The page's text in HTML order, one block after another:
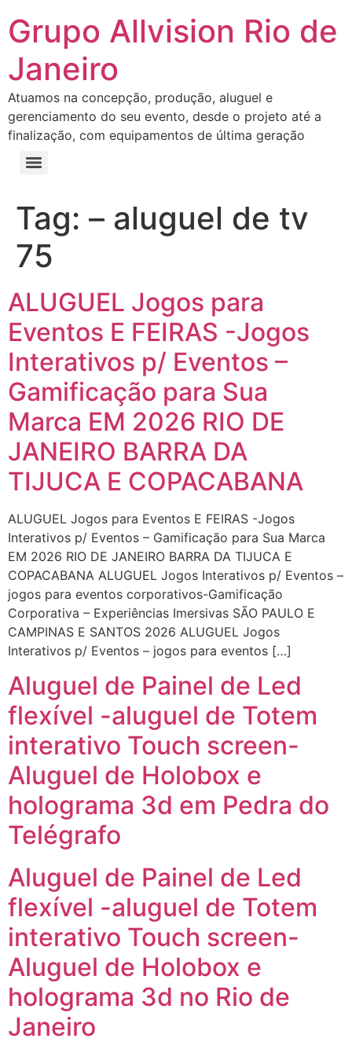
Grupo Allvision Rio de
Janeiro
Atuamos na concepção, produção, aluguel e
gerenciamento do seu evento, desde o projeto até a
finalização, com equipamentos de última geração
Tag: – aluguel de tv
75
ALUGUEL Jogos para
Eventos E FEIRAS -Jogos
Interativos p/ Eventos –
Gamificação para Sua
Marca EM 2026 RIO DE
JANEIRO BARRA DA
TIJUCA E COPACABANA
ALUGUEL Jogos para Eventos E FEIRAS -Jogos
Interativos p/ Eventos – Gamificação para Sua Marca
EM 2026 RIO DE JANEIRO BARRA DA TIJUCA E
COPACABANA ALUGUEL Jogos Interativos p/ Eventos –
jogos para eventos corporativos-Gamificação
Corporativa – Experiências Imersivas SÃO PAULO E
CAMPINAS E SANTOS 2026 ALUGUEL Jogos
Interativos p/ Eventos – jogos para eventos […]
Aluguel de Painel de Led
flexível -aluguel de Totem
interativo Touch screen-
Aluguel de Holobox e
holograma 3d em Pedra do
Telégrafo
Aluguel de Painel de Led
flexível -aluguel de Totem
interativo Touch screen-
Aluguel de Holobox e
holograma 3d no Rio de
Janeiro